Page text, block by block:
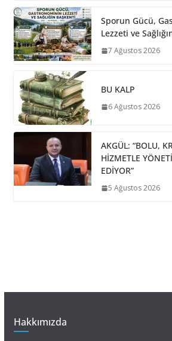
Sporun Gücü,
Lezzeti ve
7 Ağustos 2026
BU KALP
6 Ağustos 2026
AKGÜL: “BOLU,
HİZMETLE
EDİYOR”
5 Ağustos 2026
Hakkımızda